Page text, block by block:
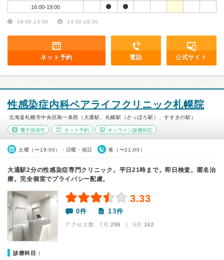
16:00-19:00
09:00-13:00 14:00-18:00
ネット予約 電話 公式サイト
性感染症内科ペアライフクリニック札幌院
北海道札幌市中央区南一条西（大通駅、札幌駅（さっぽろ駅）、すすきの駅）
電子決済可 ネット予約 オンライン診療対応
土曜（〜19:00）・日曜・祝日 夜（〜21:00）
大通駅2分の性感染症専門クリニック。平日21時まで。即日検査。匿名治
療。完全個室でプライバシー配慮。
3.33
0件 13件
アクセス数 7月:299 | 6月:162
診療科目：